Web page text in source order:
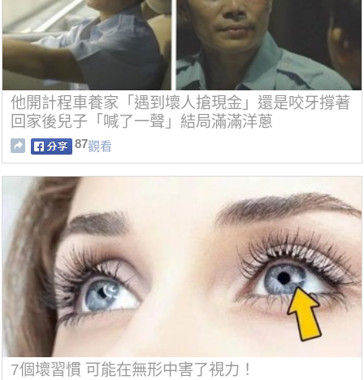
他開計程車養家「遇到壞人搶現金」還是咬牙撐著
回家後兒子「喊了一聲」結局滿滿洋蔥
87觀看
7個壞習慣 可能在無形中害了視力！